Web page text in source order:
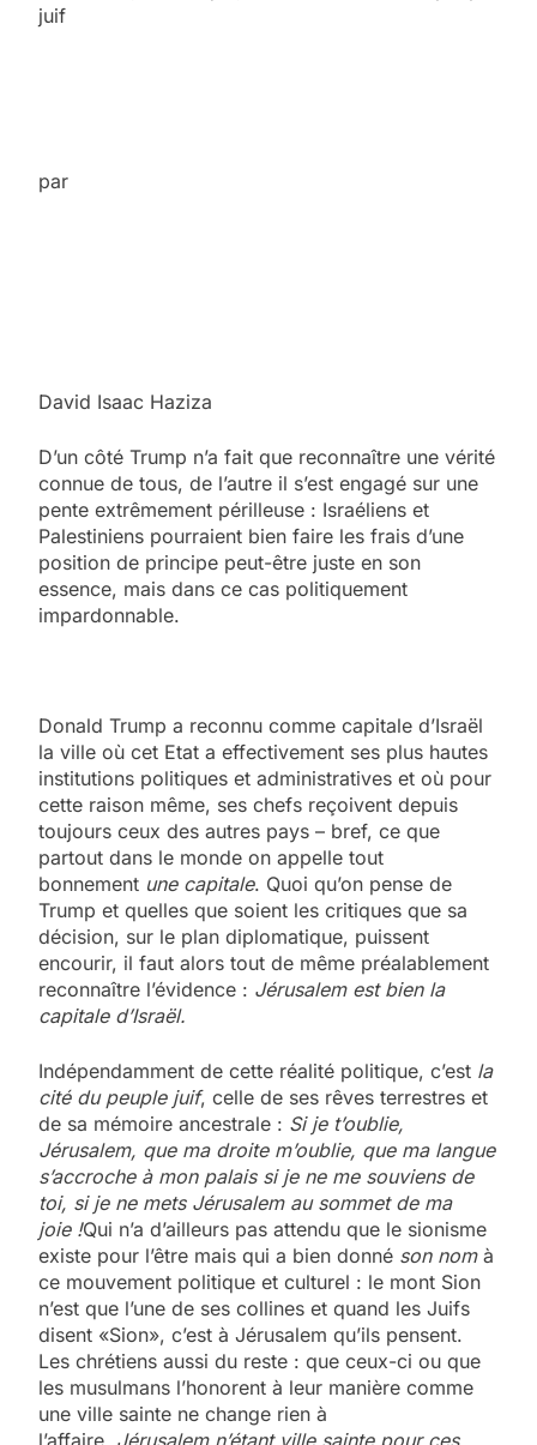
juif
par
David Isaac Haziza
D’un côté Trump n’a fait que reconnaître une vérité
connue de tous, de l’autre il s’est engagé sur une
pente extrêmement périlleuse : Israéliens et
Palestiniens pourraient bien faire les frais d’une
position de principe peut-être juste en son
essence, mais dans ce cas politiquement
impardonnable.
Donald Trump a reconnu comme capitale d’Israël
la ville où cet Etat a effectivement ses plus hautes
institutions politiques et administratives et où pour
cette raison même, ses chefs reçoivent depuis
toujours ceux des autres pays – bref, ce que
partout dans le monde on appelle tout
bonnement une capitale. Quoi qu’on pense de
Trump et quelles que soient les critiques que sa
décision, sur le plan diplomatique, puissent
encourir, il faut alors tout de même préalablement
reconnaître l’évidence : Jérusalem est bien la
capitale d’Israël.
Indépendamment de cette réalité politique, c’est la
cité du peuple juif, celle de ses rêves terrestres et
de sa mémoire ancestrale : Si je t’oublie,
Jérusalem, que ma droite m’oublie, que ma langue
s’accroche à mon palais si je ne me souviens de
toi, si je ne mets Jérusalem au sommet de ma
joie !Qui n’a d’ailleurs pas attendu que le sionisme
existe pour l’être mais qui a bien donné son nomà
ce mouvement politique et culturel : le mont Sion
n’est que l’une de ses collines et quand les Juifs
disent «Sion», c’est à Jérusalem qu’ils pensent.
Les chrétiens aussi du reste : que ceux-ci ou que
les musulmans l’honorent à leur manière comme
une ville sainte ne change rien à
l’affaire, Jérusalem n’étant ville sainte pour ces